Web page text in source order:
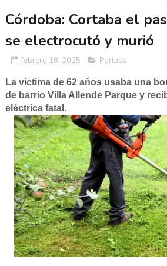
Córdoba: Cortaba el
se electrocutó y murió
febrero 18, 2025 Portada
La víctima de 62 años usaba una
de barrio Villa Allende Parque y
eléctrica fatal.